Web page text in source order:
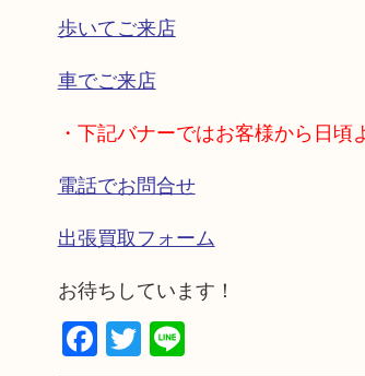
歩いてご来店
車でご来店
・下記バナーではお客様から日頃
電話でお問合せ
出張買取フォーム
お待ちしています！
Facebook
Twitter
Line